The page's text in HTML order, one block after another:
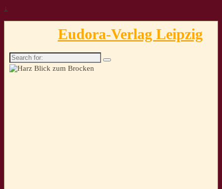
↓
Eudora-Verlag Leipzig
Search
for: